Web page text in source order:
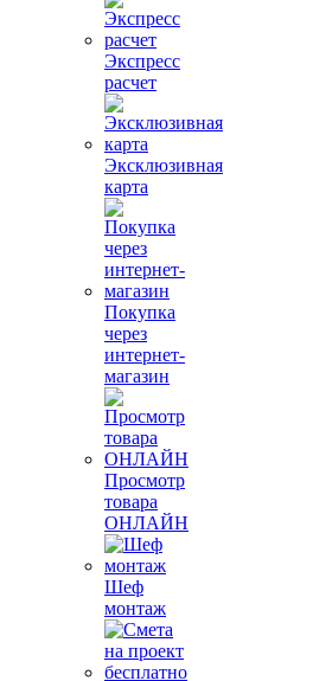
Экспресс
расчет
Эксклюзивная
карта
Покупка
через
интернет-
магазин
Просмотр
товара
ОНЛАЙН
Шеф
монтаж